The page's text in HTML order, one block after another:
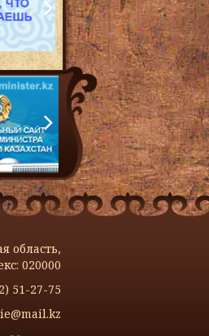
область,
020000
51-27-75